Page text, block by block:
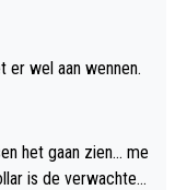
er wel aan wennen.
het gaan zien... me
is de verwachte